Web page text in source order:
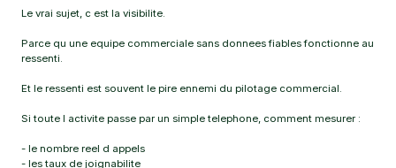
Le vrai sujet, c est la visibilite.
Parce qu une equipe commerciale sans donnees fiables fonctionne au
ressenti.
Et le ressenti est souvent le pire ennemi du pilotage commercial.
Si toute l activite passe par un simple telephone, comment mesurer :
- le nombre reel d appels
- les taux de joignabilite